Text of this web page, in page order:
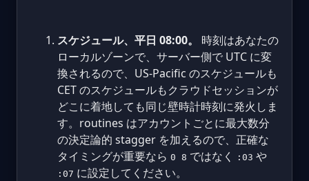
スケジュール、平日 08:00。
時刻はあなたの
ローカルゾーンで、サーバー側で UTC に変
換されるので、US-Pacific のスケジュールも
CET のスケジュールもクラウドセッションが
どこに着地しても同じ壁時計時刻に発火しま
す。routines はアカウントごとに最大数分
の決定論的 stagger を加えるので、正確な
タイミングが重要なら 0 8 ではなく :03 や
:07 に設定してください。